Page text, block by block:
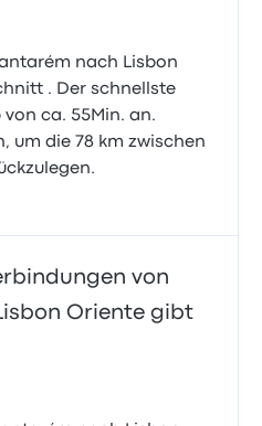
nach Lisbon
. Der schnellste
ca. 55Min. an.
um die 78 km zwischen
von
Oriente gibt